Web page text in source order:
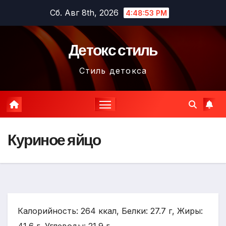
содержимому
Сб. Авг 8th, 2026 4:48:54 PM
Детокс стиль
Стиль детокса
Куриное яйцо
Калорийность: 264 ккал, Белки: 27.7 г, Жиры: